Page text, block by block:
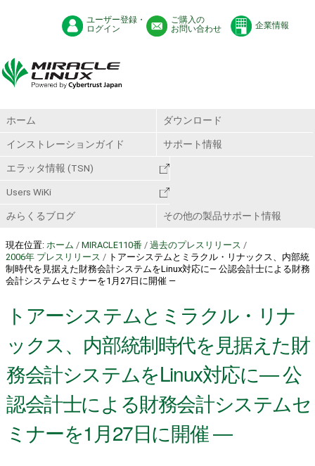
ユーザー登録・
ログイン
ご購入の
お問い合わせ
企業情報
ホーム ダウンロード
インストレーションガイド サポート情報
エラッタ情報 (TSN)
Users WiKi
みらくるブログ その他の製品サポート情報
現在位置: ホーム / MIRACLE110番 / 過去のプレスリリース /
2006年 プレスリリース / トアーシステムとミラクル・リナックス、内部統
制時代を見据えた財務会計システムをLinux対応に― 公認会計士による財務
会計システムセミナーを1月27日に開催 ―
トアーシステムとミラクル・リナ
ックス、内部統制時代を見据えた財
務会計システムをLinux対応に― 公
認会計士による財務会計システムセ
ミナーを1月27日に開催 ―